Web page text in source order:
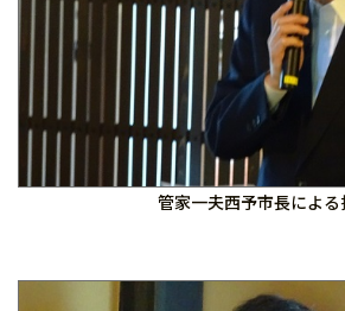
管家一夫西予市長による